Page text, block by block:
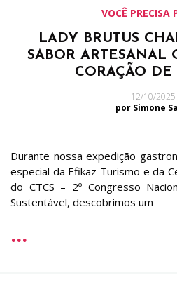
VOCÊ PRECISA
LADY BRUTUS
SABOR ARTESANAL
CORAÇÃO DE
12/10/2025
por Simone
Durante nossa expedição
especial da Efikaz Turismo e da
do CTCS – 2º Congresso
Sustentável, descobrimos um